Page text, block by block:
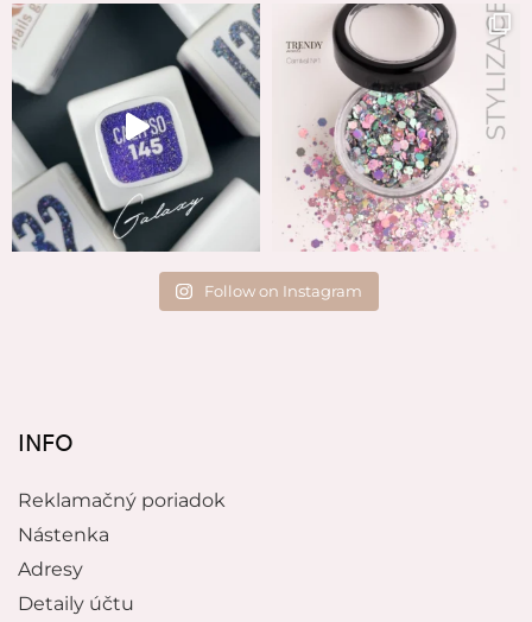
Follow on Instagram
INFO
Reklamačný poriadok
Nástenka
Adresy
Detaily účtu